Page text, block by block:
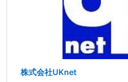
株式会社UKnet